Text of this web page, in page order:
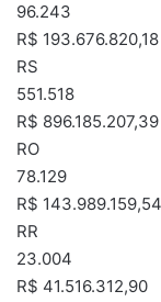
96.243
R$ 193.676.820,18
RS
551.518
R$ 896.185.207,39
RO
78.129
R$ 143.989.159,54
RR
23.004
R$ 41.516.312,90